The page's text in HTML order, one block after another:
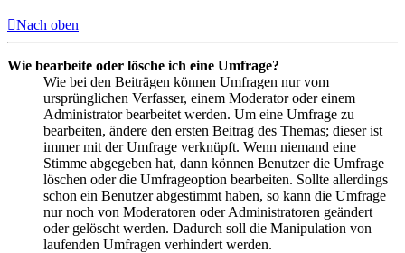
Nach oben
Wie bearbeite oder lösche ich eine Umfrage?
Wie bei den Beiträgen können Umfragen nur vom
ursprünglichen Verfasser, einem Moderator oder einem
Administrator bearbeitet werden. Um eine Umfrage zu
bearbeiten, ändere den ersten Beitrag des Themas; dieser ist
immer mit der Umfrage verknüpft. Wenn niemand eine
Stimme abgegeben hat, dann können Benutzer die Umfrage
löschen oder die Umfrageoption bearbeiten. Sollte allerdings
schon ein Benutzer abgestimmt haben, so kann die Umfrage
nur noch von Moderatoren oder Administratoren geändert
oder gelöscht werden. Dadurch soll die Manipulation von
laufenden Umfragen verhindert werden.